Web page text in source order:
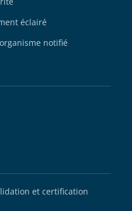
éclairé
notifié
et certification